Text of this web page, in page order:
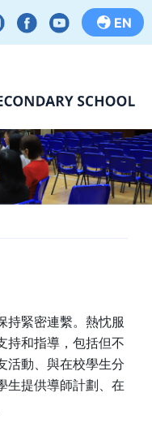
EN
持緊密連繫。熱忱服
持和指導，包括但不
活動、與在校學生分
生提供導師計劃、在